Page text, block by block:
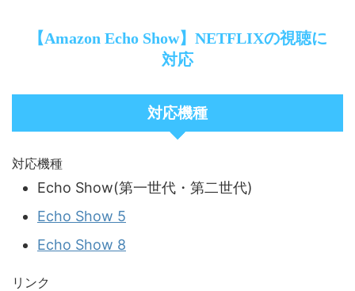
【Amazon Echo Show】NETFLIXの視聴に
対応
対応機種
対応機種
Echo Show(第一世代・第二世代)
Echo Show 5
Echo Show 8
リンク